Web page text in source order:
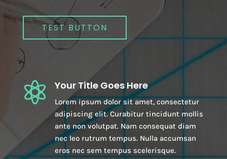
TEST BUTTON
 Your Title Goes Here
Lorem ipsum dolor sit amet, consectetur
adipiscing elit. Curabitur tincidunt mollis
ante non volutpat. Nam consequat diam
nec leo rutrum tempus. Nulla accumsan
eros nec sem tempus scelerisque.